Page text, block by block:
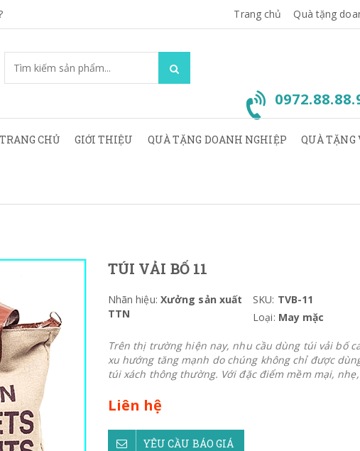
Trang chủ Quà tặng
TRANG CHỦ GIỚI THIỆU QUÀ TẶNG DOANH NGHIỆP QUÀ TẶNG
TÚI VẢI BỐ 11
Nhãn hiệu: Xưởng sản xuất
TTN
SKU: TVB-11
Loại: May mặc
Trên thị trường hiện nay, nhu cầu dùng túi vải bố
xu hướng tăng mạnh do chúng không chỉ được
túi xách thông thường. Với đặc điểm mềm mại,
Liên hệ
YÊU CẦU BÁO GIÁ